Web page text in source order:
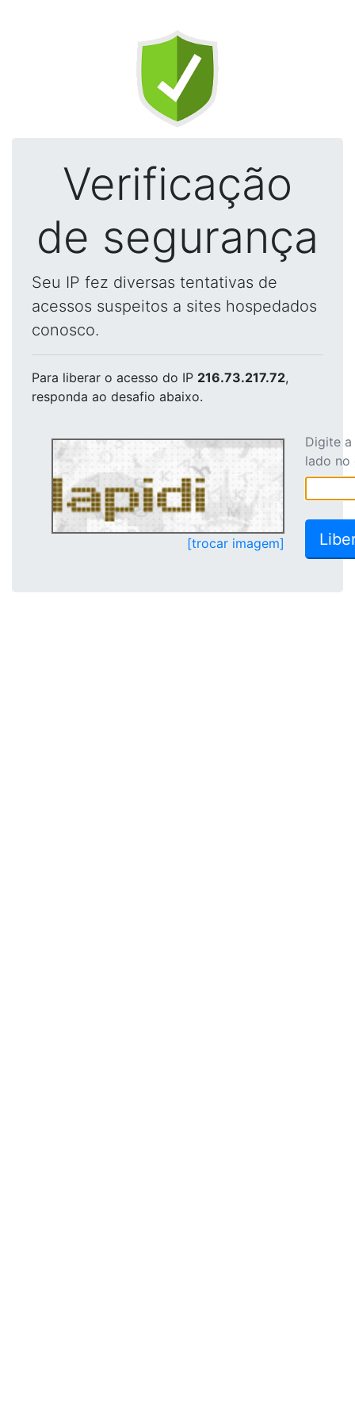
Verificação
de segurança
Seu IP fez diversas tentativas de
acessos suspeitos a sites hospedados
conosco.
Para liberar o acesso do IP 216.73.217.72,
responda ao desafio abaixo.
[trocar imagem]
Digite
lado no